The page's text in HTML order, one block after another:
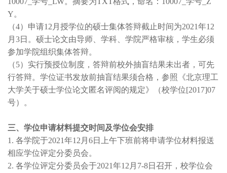
Y。
（4）申请12月授学位的硕士集体答辩截止时间为2021年12
月3日。硕士论文由导师、学科、学院严格审核，学生必须
参加学院组织集体答辩。
（5）实行预授位制度，答辩前校外抽盲结果未出者，可先
行答辩。学位证书发放前抽盲结果须合格，参照《北京理工
大学关于硕士学位论文匿名评阅的规定》（校学位[2017]07
号）。
三、学位申请材料提交时间及学位会安排
1. 各学院于2021年12月6日上午下班前将申请学位材料报送
相应学位评定分委员会。
2. 各学位评定分委员会于2021年12月7-8日召开，校学位会